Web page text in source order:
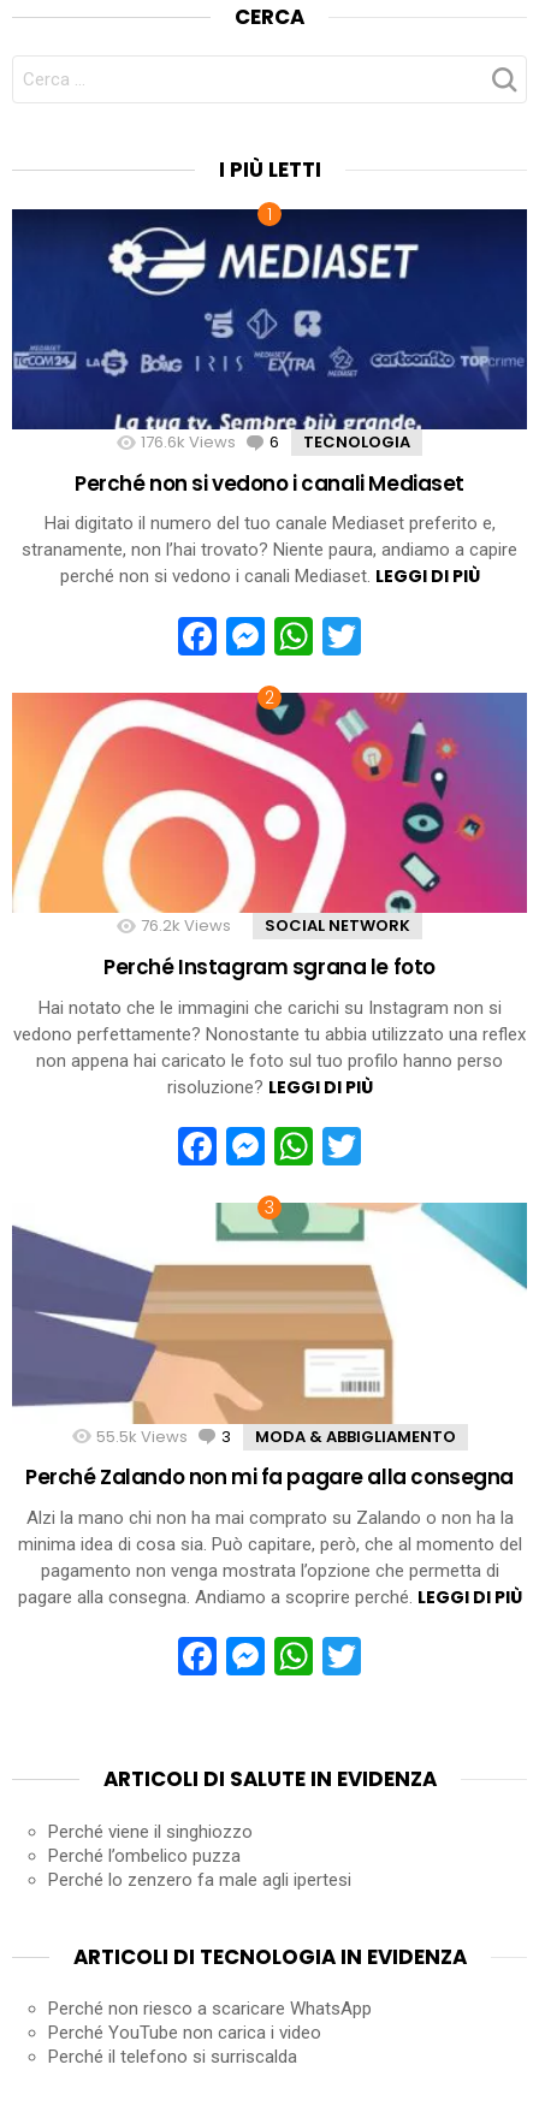
CERCA
CERCA
PER:
I PIÙ LETTI
176.6k Views 6 Comments
TECNOLOGIA
Perché non si vedono i canali Mediaset
Hai digitato il numero del tuo canale Mediaset preferito e,
stranamente, non l’hai trovato? Niente paura, andiamo a capire
perché non si vedono i canali Mediaset. LEGGI DI PIÙ
Facebook
Messenger
WhatsApp
76.2k Views SOCIAL NETWORK
Perché Instagram sgrana le foto
Hai notato che le immagini che carichi su Instagram non si
vedono perfettamente? Nonostante tu abbia utilizzato una reflex
non appena hai caricato le foto sul tuo profilo hanno perso
risoluzione? LEGGI DI PIÙ
Facebook
Messenger
WhatsApp
55.5k Views 3 Comments
MODA & ABBIGLIAMENTO
Perché Zalando non mi fa pagare alla consegna
Alzi la mano chi non ha mai comprato su Zalando o non ha la
minima idea di cosa sia. Può capitare, però, che al momento del
pagamento non venga mostrata l’opzione che permetta di
pagare alla consegna. Andiamo a scoprire perché. LEGGI DI PIÙ
Facebook
Messenger
WhatsApp
ARTICOLI DI SALUTE IN EVIDENZA
Perché viene il singhiozzo
Perché l’ombelico puzza
Perché lo zenzero fa male agli ipertesi
ARTICOLI DI TECNOLOGIA IN EVIDENZA
Perché non riesco a scaricare WhatsApp
Perché YouTube non carica i video
Perché il telefono si surriscalda